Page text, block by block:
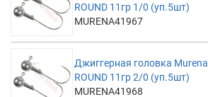
ROUND 11гр 1/0 (уп.5шт)
MURENA41967
Джиггерная головка Murena
ROUND 11гр 2/0 (уп.5шт)
MURENA41968